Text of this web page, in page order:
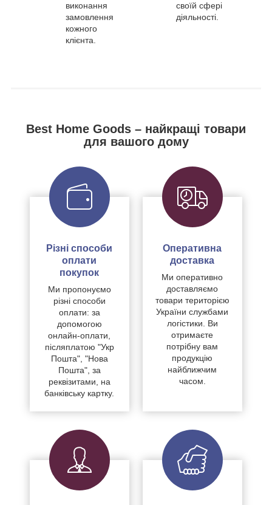
виконання
замовлення
кожного
клієнта.
своїй сфері
діяльності.
Best Home Goods – найкращі товари
для вашого дому
Різні способи
оплати
покупок
Ми пропонуємо
різні способи
оплати: за
допомогою
онлайн-оплати,
післяплатою "Укр
Пошта", "Нова
Пошта", за
реквізитами, на
банківську картку.
Оперативна
доставка
Ми оперативно
доставляємо
товари територією
України службами
логістики. Ви
отримаєте
потрібну вам
продукцію
найближчим
часом.